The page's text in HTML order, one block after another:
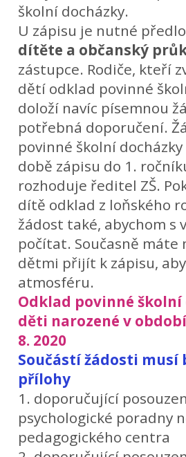
školní docházky.
U zápisu je nutné
dítěte a občanský
zástupce. Rodiče, kteří
dětí odklad povinné
doloží navíc písemnou
potřebná doporučení.
povinné školní docházky
době zápisu do 1.
rozhoduje ředitel ZŠ.
dítě odklad z loňského
žádost také, abychom s
počítat. Současně máte
dětmi přijít k zápisu,
atmosféru.
Odklad povinné
děti narozené v období
8. 2020
Součástí žádosti musí
přílohy
1. doporučující
psychologické poradny
pedagogického centra